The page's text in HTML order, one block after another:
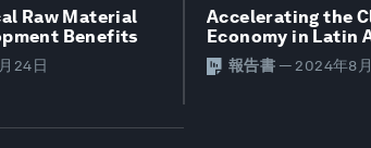
Raw Material
Benefits
24日
Accelerating the
Economy in Latin
報告書 — 2024年8